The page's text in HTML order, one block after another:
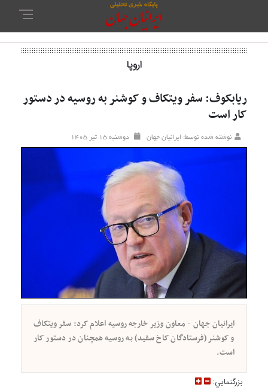
اروپا
ریابکوف: سفر ویتکاف و کوشنر به روسیه در دستور
کار است
نوشته شده توسط: ایرانیان جهان دوشنبه ۱۵ تير ۱۴۰۵
ایرانیان جهان - معاون وزیر خارجه روسیه اعلام کرد: سفر ویتکاف
و کوشنر (فرستادگان کاخ سفید) به روسیه همچنان در دستور کار
است.
بزرگنمايي: